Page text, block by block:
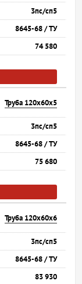
3пс/сп5
8645-68 / ТУ
74 580
Труба 120х60х5
3пс/сп5
8645-68 / ТУ
75 680
Труба 120х60х6
3пс/сп5
8645-68 / ТУ
83 930